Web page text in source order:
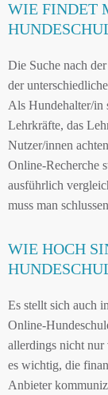
WIE FINDET
Die Suche nach
der
Als Hundehalter/in
Lehrkräfte, das
Nutzer/innen
Online-Recherche
ausführlich
muss man
WIE HOCH
Es stellt sich auch
Online-
allerdings nicht nur
es wichtig, die
Anbieter